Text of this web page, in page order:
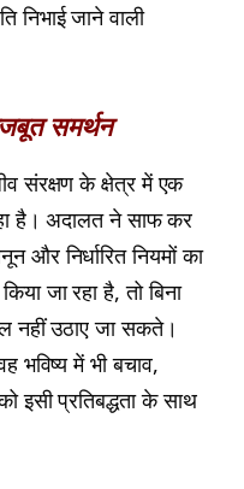
निभाई जाने वाली
समर्थन
संरक्षण के क्षेत्र में एक
है। अदालत ने साफ कर
और निर्धारित नियमों का
जा रहा है, तो बिना
नहीं उठाए जा सकते।
भविष्य में भी बचाव,
इसी प्रतिबद्धता के साथ